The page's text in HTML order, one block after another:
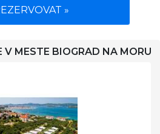
»
V MESTE BIOGRAD NA MORU